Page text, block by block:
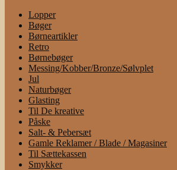
Lopper
Bøger
Børneartikler
Retro
Børnebøger
Messing/Kobber/Bronze/Sølvplet
Jul
Naturbøger
Glasting
Til De kreative
Påske
Salt- & Pebersæt
Gamle Reklamer / Blade / Magasiner
Til Sættekassen
Smykker